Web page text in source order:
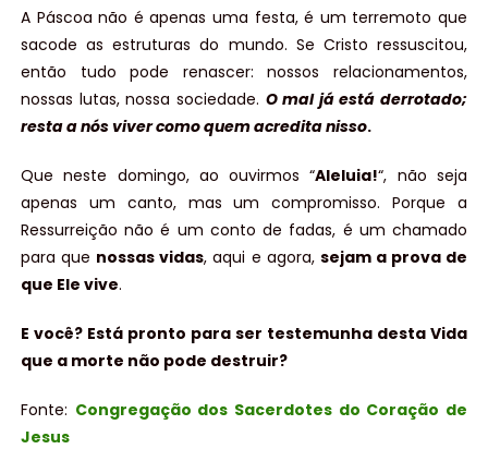
A Páscoa não é apenas uma festa, é um terremoto que
sacode as estruturas do mundo. Se Cristo ressuscitou,
então tudo pode renascer: nossos relacionamentos,
nossas lutas, nossa sociedade. O mal já está derrotado;
resta a nós viver como quem acredita nisso.
Que neste domingo, ao ouvirmos “Aleluia!“, não seja
apenas um canto, mas um compromisso. Porque a
Ressurreição não é um conto de fadas, é um chamado
para que nossas vidas, aqui e agora, sejam a prova de
que Ele vive.
E você? Está pronto para ser testemunha desta Vida
que a morte não pode destruir?
Fonte: Congregação dos Sacerdotes do Coração de
Jesus